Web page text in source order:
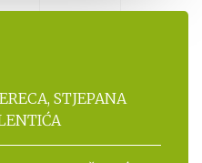
STJEPANA